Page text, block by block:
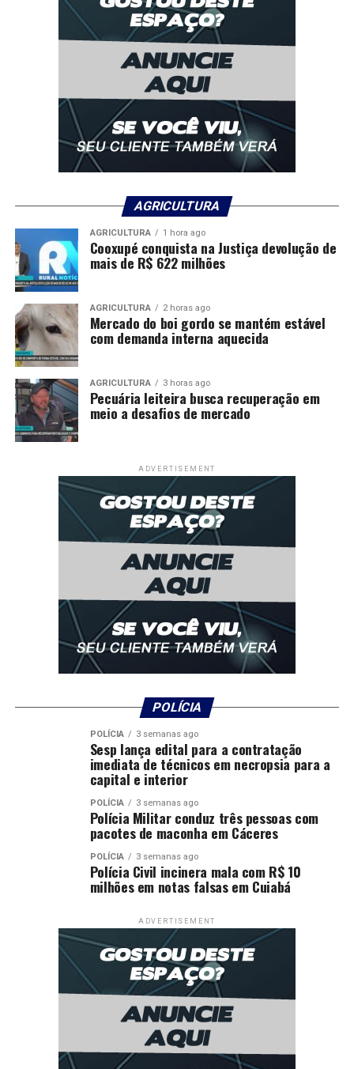
AGRICULTURA
AGRICULTURA 1 hora ago
Cooxupé conquista na Justiça devolução de
mais de R$ 622 milhões
AGRICULTURA 2 horas ago
Mercado do boi gordo se mantém estável
com demanda interna aquecida
AGRICULTURA 3 horas ago
Pecuária leiteira busca recuperação em
meio a desafios de mercado
ADVERTISEMENT
POLÍCIA
POLÍCIA 3 semanas ago
Sesp lança edital para a contratação
imediata de técnicos em necropsia para a
capital e interior
POLÍCIA 3 semanas ago
Polícia Militar conduz três pessoas com
pacotes de maconha em Cáceres
POLÍCIA 3 semanas ago
Polícia Civil incinera mala com R$ 10
milhões em notas falsas em Cuiabá
ADVERTISEMENT